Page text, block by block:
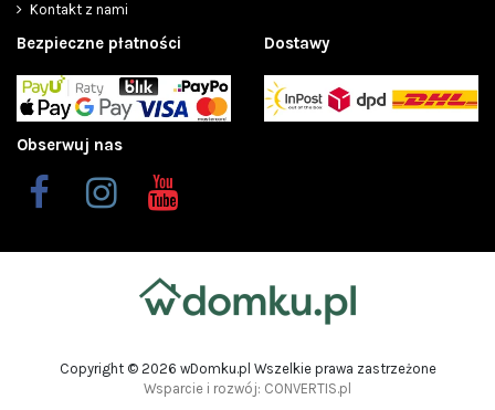
Kontakt z nami
Bezpieczne płatności Dostawy
Obserwuj nas
Copyright © 2026 wDomku.pl Wszelkie prawa zastrzeżone
Wsparcie i rozwój: CONVERTIS.pl